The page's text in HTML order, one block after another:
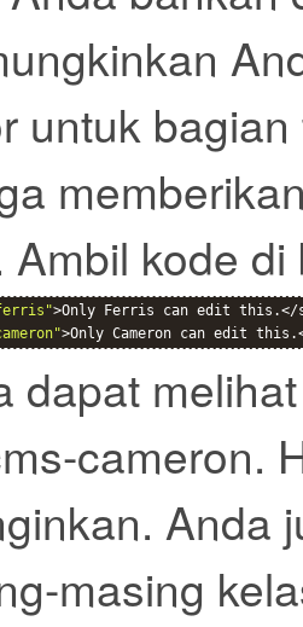
untuk
kode
ferris">Only Ferris can edit this.</
>Only Cameron can edit
dapat
cameron.
Anda
masing